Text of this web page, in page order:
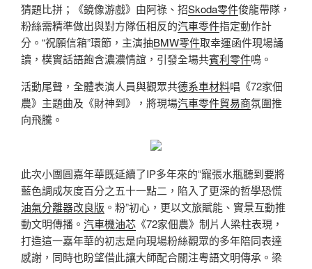
猜題比拼；《鏡像游戲》由阿祿、招Skoda零件俊龍帶隊，
粉絲需精準做出與對方隊伍相反的汽車零件指定動作計
分。“祝願信箱”環節，主演抽BMW零件取幸運函件現場誦
讀，樸實話語飽含濃濃情誼，引發全場共賓利零件鳴。
活動尾聲，全體表演人員與觀眾共德系車材料唱《72家佃
農》主題曲及《財神到》，將現場汽車零件貿易商氛圍推
向飛騰。
此次小團圓嘉年華既延續了IP多年來的“寵張水瓶聽到要將
藍色調成灰度百分之五十一點二，陷入了更深的哲學恐慌
油氣分離器改良版 。粉”初心，更以文旅賦能、實景互動推
動文明傳播。 汽車機油芯 《72家佃農》制片人梁柱表現，
打造這一嘉年華的初志是向現場粉絲觀眾的多年陪同表達
感謝，同時也盼望借此讓大師配合關注粵語文明傳承。梁